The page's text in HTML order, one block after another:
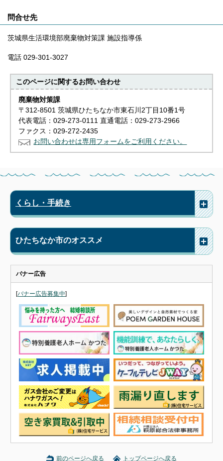
問合せ先
茨城県生活環境部廃棄物対策課 施設指導係
電話 029-301-3027
このページに関するお問い合わせ
廃棄物対策課
〒312-8501 茨城県ひたちなか市東石川2丁目10番1号
代表電話：029-273-0111 直通電話：029-273-2966
ファクス：029-272-2435
お問い合わせは専用フォームをご利用ください。
くらし・手続き
ひたちなか市のオススメ
バナー広告
[バナー広告募集中]
前のページへ戻る トップページへ戻る